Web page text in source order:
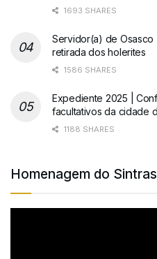
1693 SHARES
Servidor(a) de Osasco
retirada dos holerites
1586 SHARES
Expediente 2025 |
facultativos da cidade
1188 SHARES
Homenagem do